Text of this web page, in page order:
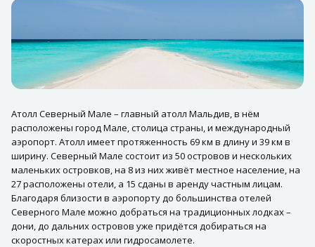
Атолл Северный Мале – главный атолл Мальдив, в нём
расположены город Мале, столица страны, и международный
аэропорт. Атолл имеет протяженность 69 км в длину и 39 км в
ширину. Северный Мале состоит из 50 островов и нескольких
маленьких островков, на 8 из них живёт местное население, на
27 расположены отели, а 15 сданы в аренду частным лицам.
Благодаря близости в аэропорту до большинства отелей
Северного Мале можно добраться на традиционных лодках –
дони, до дальних островов уже придётся добираться на
скоростных катерах или гидросамолете.